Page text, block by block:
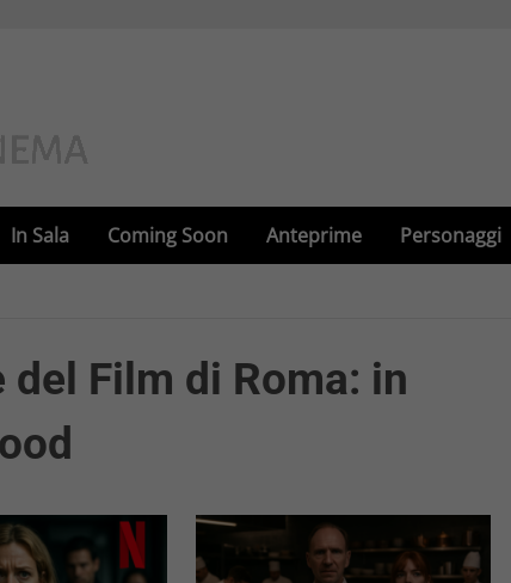
In Sala Coming Soon Anteprime Personaggi
Film di Roma: in